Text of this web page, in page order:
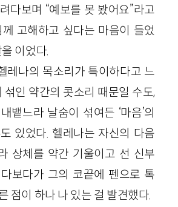
다보며 “예보를 못 봤어요”라고
께 고해하고 싶다는 마음이 들었
이었다.
레나의 목소리가 특이하다고 느
섞인 약간의 콧소리 때문일 수도,
뱉느라 날숨이 섞여든 ‘마음’의
있었다. 헬레나는 자신의 다음
상체를 약간 기울이고 선 신부
보다가 그의 코끝에 펜으로 톡
점이 하나 나 있는 걸 발견했다.